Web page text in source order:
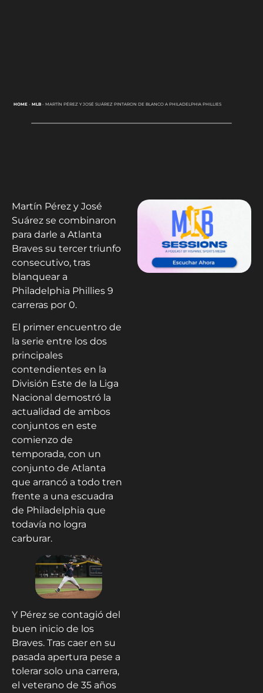
HOME- MLB- MARTÍN PÉREZ Y JOSÉ SUÁREZ PINTARON DE BLANCO A PHILADELPHIA PHILLIES
Martín Pérez y José
Suárez se combinaron
para darle a Atlanta
Braves su tercer triunfo
consecutivo, tras
blanquear a
Philadelphia Phillies 9
carreras por 0.
El primer encuentro de
la serie entre los dos
principales
contendientes en la
División Este de la Liga
Nacional demostró la
actualidad de ambos
conjuntos en este
comienzo de
temporada, con un
conjunto de Atlanta
que arrancó a todo tren
frente a una escuadra
de Philadelphia que
todavía no logra
carburar.
Y Pérez se contagió del
buen inicio de los
Braves. Tras caer en su
pasada apertura pese a
tolerar solo una carrera,
el veterano de 35 años